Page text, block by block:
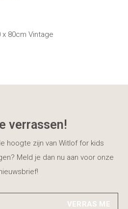
x 80cm Vintage
verrassen!
hoogte zijn van Witlof for kids
Meld je dan nu aan voor onze
VERRAS ME